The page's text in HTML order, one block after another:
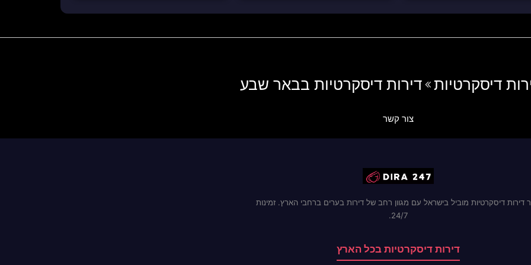
דיסקרטיות דירות דיסקרטיות בבאר שבע
צור קשר
דירות דיסקרטיות מוביל בישראל עם מגוון רחב של דירות בערים ברחבי הארץ. זמינות
24/7.
דירות דיסקרטיות בכל הארץ